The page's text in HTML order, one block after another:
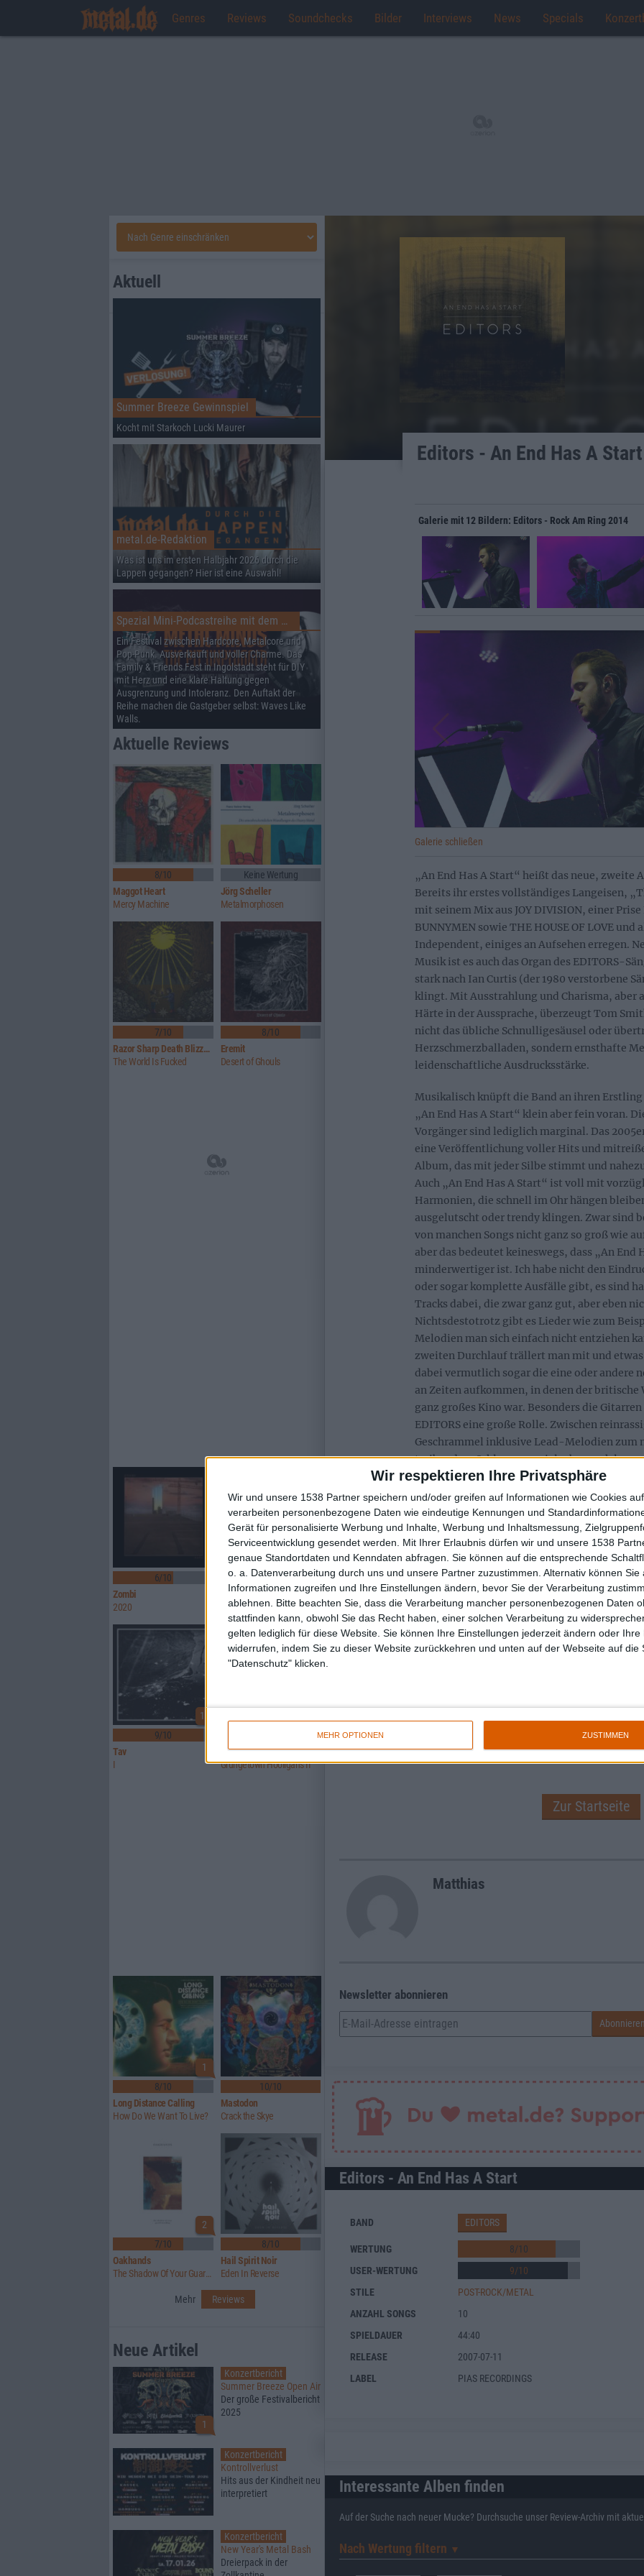
Wir respektieren Ihre Privatsphäre
Wir und unsere 1538 Partner speichern und/oder greifen auf Informationen wie Cookies
verarbeiten personenbezogene Daten wie eindeutige Kennungen und
Gerät für personalisierte Werbung und Inhalte, Werbung und Inhaltsmessung,
Serviceentwicklung gesendet werden.
Mit Ihrer Erlaubnis dürfen wir und unsere 1538
genaue Standortdaten und Kenndaten abfragen. Sie können auf die entsprechende
o. a. Datenverarbeitung durch uns und unsere Partner zuzustimmen. Alternativ können Sie
Informationen zugreifen und Ihre Einstellungen ändern, bevor Sie der Verarbeitung
ablehnen.
Bitte beachten Sie, dass die Verarbeitung mancher personenbezogenen Daten
stattfinden kann, obwohl Sie das Recht haben, einer solchen Verarbeitung zu
gelten lediglich für diese Website. Sie können Ihre Einstellungen jederzeit ändern oder Ihre
widerrufen, indem Sie zu dieser Website zurückkehren und unten auf der Webseite auf die
"Datenschutz" klicken.
MEHR OPTIONEN ZUSTIMMEN
Genres Reviews Soundchecks Bilder Interviews News Specials
Editors - An End Has A Start
Galerie mit 12 Bildern: Editors - Rock Am Ring 2014
Galerie schließen
„An End Has A Start“ heißt das neue, zweite
Bereits ihr erstes vollständiges Langeisen,
mit seinem Mix aus JOY DIVISION, einer Prise
BUNNYMEN sowie THE HOUSE OF LOVE
Independent, einiges an Aufsehen erregen.
Musik ist es auch das Organ des EDITORS-
stark nach Ian Curtis (der 1980 verstorbene
klingt. Mit Ausstrahlung und Charisma, aber
Härte in der Aussprache, überzeugt Tom
nicht das übliche Schnulligesäusel oder
Herzschmerzballaden, sondern ernsthafte
leidenschaftliche Ausdrucksstärke.
Musikalisch knüpft die Band an ihren
„An End Has A Start“ klein aber fein voran.
Vorgänger sind lediglich marginal. Das
eine Veröffentlichung voller Hits und
Album, das mit jeder Silbe stimmt und
Auch „An End Has A Start“ ist voll mit
Harmonien, die schnell im Ohr hängen
ausgelutscht oder trendy klingen. Zwar sind
von manchen Songs nicht ganz so groß wie
aber das bedeutet keineswegs, dass „An End
minderwertiger ist. Ich habe nicht den
oder sogar komplette Ausfälle gibt, es sind
Tracks dabei, die zwar ganz gut, aber eben
Nichtsdestotrotz gibt es Lieder wie zum
Melodien man sich einfach nicht entziehen
zweiten Durchlauf trällert man mit und
dabei vermutlich sogar die eine oder andere
an Zeiten aufkommen, in denen der britische
ganz großes Kino war. Besonders die
EDITORS eine große Rolle. Zwischen
Geschrammel inklusive Lead-Melodien zum
treibendem Schlagzeugspiel, aber auch
Rhythmen, erzeugt ihre Musik nicht nur eine
Feeling, sondern auch ehrlichen und niemals
In ihrem stilistisch eindeutig abgegrenzten
EDITORS dabei so abwechslungsreich und
Zwar ist das Album ganz klar aus einem
individuell gestaltet. Man hat nicht das
wiederholen oder zu sehr ähneln und
zusammengehörig.
Mit düsterer Weltuntergangsstimmung und
Klängen hat diese Band aus Birmingham ein
gibt sich zu entfalten, wird mit Sicherheit
Tja, und wenn nicht… dann eben nicht!
Zur Startseite
Matthias
Newsletter abonnieren
Editors - An End Has A Start
BAND EDITORS
WERTUNG 8/10
USER-WERTUNG
9/10
STILE
POST-ROCK/METAL
ANZAHL SONGS
10
SPIELDAUER
44:40
RELEASE
2007-07-11
LABEL
PIAS RECORDINGS
Interessante Alben finden
Auf der Suche nach neuer Mucke? Durchsuche unser Review-Archiv mit aktuell
Nach Wertung filtern ▼︎
Aktuell
Summer Breeze Gewinnspiel
Kocht mit Starkoch Lucki Maurer
metal.de-Redaktion
Was ist uns im ersten Halbjahr 2026 durch die
Lappen gegangen? Hier ist eine Auswahl!
Spezial Mini-Podcastreihe mit dem Family & Friends Fest
Ein Festival zwischen Hardcore, Metalcore und
Pop-Punk. Ausverkauft und voller Charme. Das
Family & Friends Fest in Ingolstadt steht für DIY
mit Herz und eine klare Haltung gegen
Ausgrenzung und Intoleranz. Den Auftakt der
Reihe machen die Gastgeber selbst: Waves Like
Walls.
Aktuelle Reviews
8/10
Maggot Heart
Mercy Machine
Keine Wertung
Jörg Scheller
Metalmorphosen
7/10
Razor Sharp Death Blizzard
The World Is Fucked
8/10
Eremit
Desert of Ghouls
6/10
Zombi
2020
2
9/10
Pixie Ninja
Colours Out Of Space
10
9/10
Tav
I
Mantar
Grungetown Hooligans II
1
8/10
Long Distance Calling
How Do We Want To Live?
10/10
Mastodon
Crack the Skye
2
7/10
Oakhands
The Shadow Of Your Guard Receding
8/10
Hail Spirit Noir
Eden In Reverse
Mehr Reviews
Neue Artikel
1
Konzertbericht
Summer Breeze Open Air
Der große Festivalbericht
2025
Konzertbericht
Kontrollverlust
Hits aus der Kindheit neu
interpretiert
Konzertbericht
New Year's Metal Bash
Dreierpack in der